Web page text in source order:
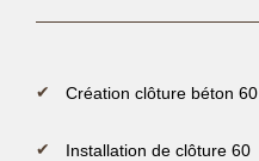
Création clôture béton 60
Installation de clôture 60